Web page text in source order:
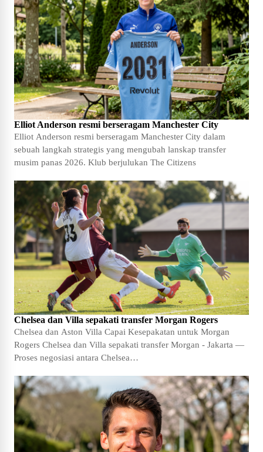
Elliot Anderson resmi berseragam Manchester City
Elliot Anderson resmi berseragam Manchester City dalam
sebuah langkah strategis yang mengubah lanskap transfer
musim panas 2026. Klub berjulukan The Citizens
Chelsea dan Villa sepakati transfer Morgan Rogers
Chelsea dan Aston Villa Capai Kesepakatan untuk Morgan
Rogers Chelsea dan Villa sepakati transfer Morgan - Jakarta —
Proses negosiasi antara Chelsea…